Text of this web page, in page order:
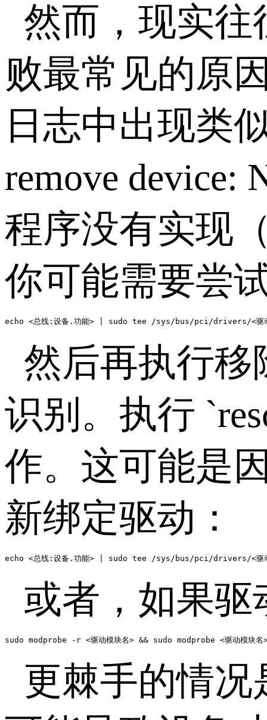
然而，现实往
败最常见的原
日志中出现类
remove device:
程序没有实现
你可能需要尝
echo <总线:设备.功能> | sudo tee /sys/bus/pci/drivers/<驱
然后再执行移
识别。执行
作。这可能是
新绑定驱动：
echo <总线:设备.功能> | sudo tee /sys/bus/pci/drivers/<驱
或者，如果驱
sudo modprobe -r <驱动模块名> && sudo modprobe <驱动模块名
更棘手的情